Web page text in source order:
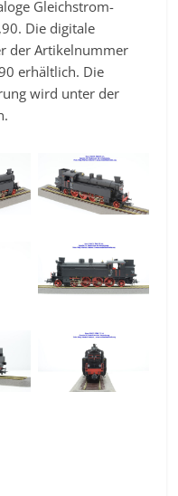
Gleichstrom-
Die digitale
der Artikelnummer
erhältlich. Die
wird unter der